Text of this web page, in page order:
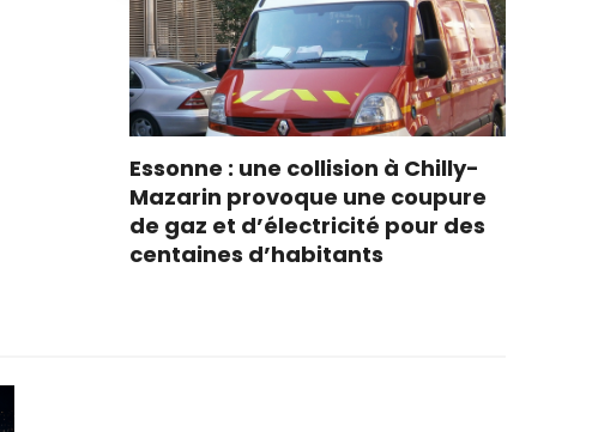
Essonne : une collision à Chilly-
Mazarin provoque une coupure
de gaz et d’électricité pour des
centaines d’habitants